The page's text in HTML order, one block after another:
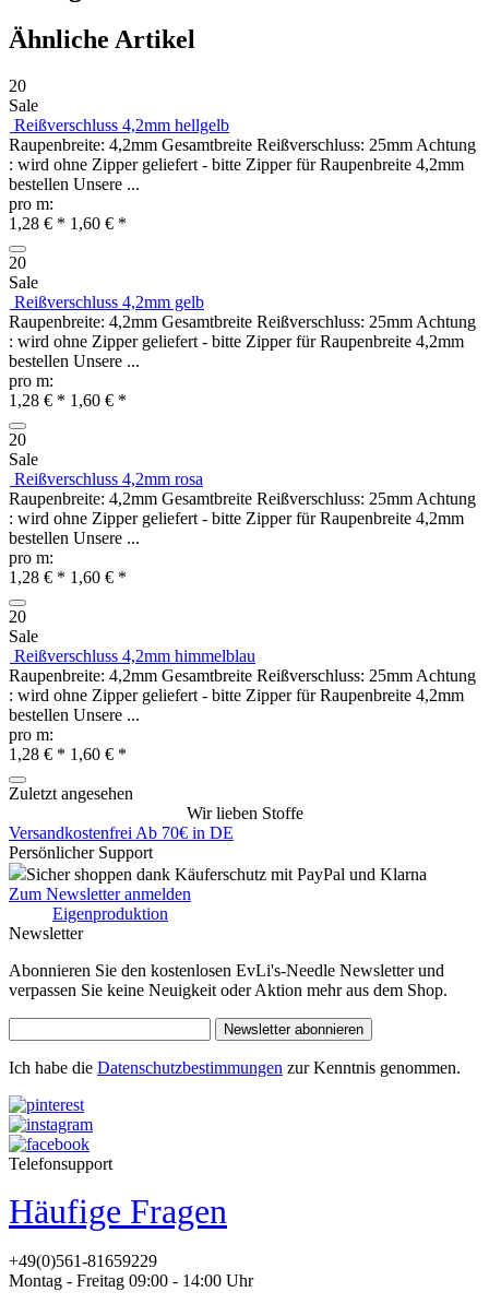
Ähnliche Artikel
20
Sale
Reißverschluss 4,2mm hellgelb
Raupenbreite: 4,2mm Gesamtbreite Reißverschluss: 25mm Achtung
: wird ohne Zipper geliefert - bitte Zipper für Raupenbreite 4,2mm
bestellen Unsere ...
pro m:
1,28 € * 1,60 € *
20
Sale
Reißverschluss 4,2mm gelb
Raupenbreite: 4,2mm Gesamtbreite Reißverschluss: 25mm Achtung
: wird ohne Zipper geliefert - bitte Zipper für Raupenbreite 4,2mm
bestellen Unsere ...
pro m:
1,28 € * 1,60 € *
20
Sale
Reißverschluss 4,2mm rosa
Raupenbreite: 4,2mm Gesamtbreite Reißverschluss: 25mm Achtung
: wird ohne Zipper geliefert - bitte Zipper für Raupenbreite 4,2mm
bestellen Unsere ...
pro m:
1,28 € * 1,60 € *
20
Sale
Reißverschluss 4,2mm himmelblau
Raupenbreite: 4,2mm Gesamtbreite Reißverschluss: 25mm Achtung
: wird ohne Zipper geliefert - bitte Zipper für Raupenbreite 4,2mm
bestellen Unsere ...
pro m:
1,28 € * 1,60 € *
Zuletzt angesehen
Wir lieben Stoffe
Versandkostenfrei Ab 70€ in DE
Persönlicher Support
Sicher shoppen dank Käuferschutz mit PayPal und Klarna
Zum Newsletter anmelden
Eigenproduktion
Newsletter
Abonnieren Sie den kostenlosen EvLi's-Needle Newsletter und
verpassen Sie keine Neuigkeit oder Aktion mehr aus dem Shop.
Newsletter abonnieren
Ich habe die Datenschutzbestimmungen zur Kenntnis genommen.
Telefonsupport
Häufige Fragen
+49(0)561-81659229
Montag - Freitag 09:00 - 14:00 Uhr